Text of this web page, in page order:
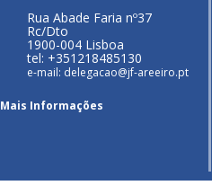
Rua Abade Faria nº37
Rc/Dto
1900-004 Lisboa
tel: +351218485130
e-mail: delegacao@jf-areeiro.pt
Mais Informações